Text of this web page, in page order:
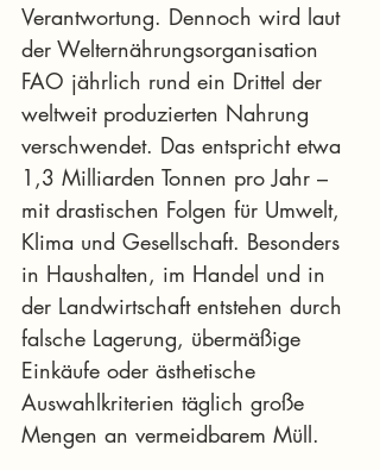
Verantwortung. Dennoch wird laut
der Welternährungsorganisation
FAO jährlich rund ein Drittel der
weltweit produzierten Nahrung
verschwendet. Das entspricht etwa
1,3 Milliarden Tonnen pro Jahr –
mit drastischen Folgen für Umwelt,
Klima und Gesellschaft. Besonders
in Haushalten, im Handel und in
der Landwirtschaft entstehen durch
falsche Lagerung, übermäßige
Einkäufe oder ästhetische
Auswahlkriterien täglich große
Mengen an vermeidbarem Müll.